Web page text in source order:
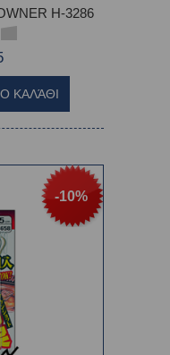
H-3286
-10%